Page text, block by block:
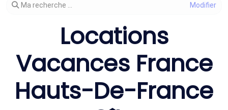
Modifier votre recherche
Ma recherche ...
Locations
Vacances France
Hauts-De-France